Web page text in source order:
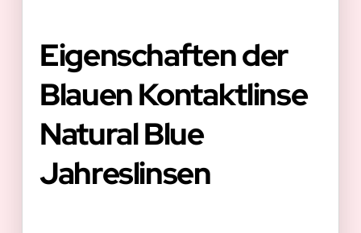
Eigenschaften der
Blauen Kontaktlinse
Natural Blue
Jahreslinsen